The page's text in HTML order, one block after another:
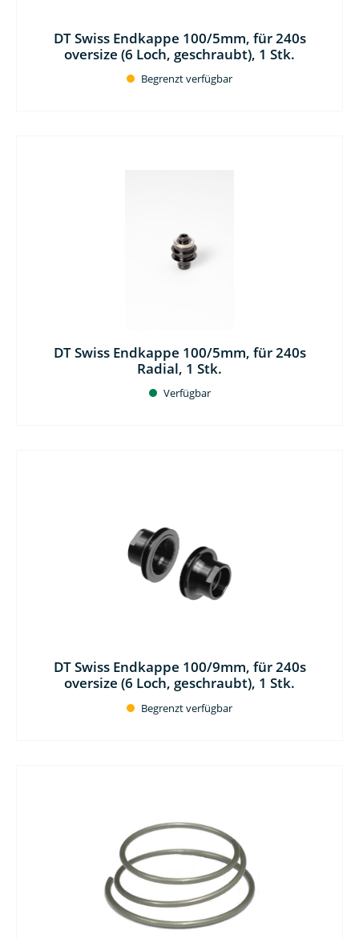
DT Swiss Endkappe 100/5mm, für 240s
oversize (6 Loch, geschraubt), 1 Stk.
Begrenzt verfügbar
DT Swiss Endkappe 100/5mm, für 240s
Radial, 1 Stk.
Verfügbar
DT Swiss Endkappe 100/9mm, für 240s
oversize (6 Loch, geschraubt), 1 Stk.
Begrenzt verfügbar